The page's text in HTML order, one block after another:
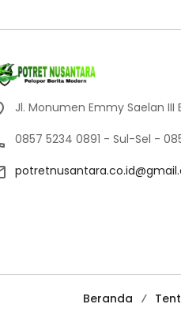
Jl. Monumen Emmy Saelan III
0857 5234 0891 - Sul-Sel -
Beranda